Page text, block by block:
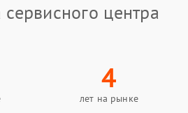
центра
4
лет на рынке